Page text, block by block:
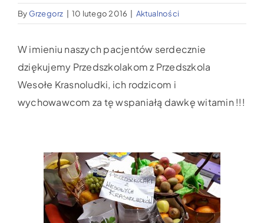
By Grzegorz 10 lutego 2016 Aktualności
W imieniu naszych pacjentów serdecznie
dziękujemy Przedszkolakom z Przedszkola
Wesołe Krasnoludki, ich rodzicom i
wychowawcom za tę wspaniałą dawkę witamin !!!